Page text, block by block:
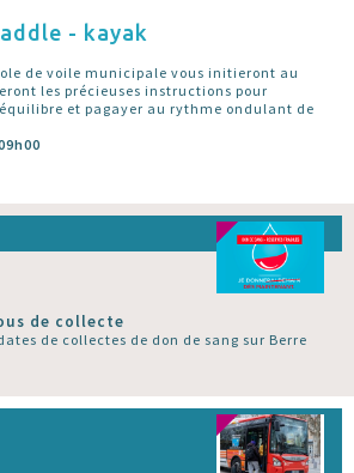
- kayak
de voile municipale vous initieront au
les précieuses instructions pour
et pagayer au rythme ondulant de
de collecte
de collectes de don de sang sur Berre